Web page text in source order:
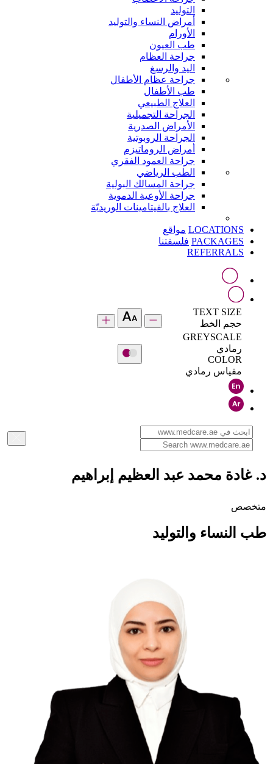
التوليد
أمراض النساء والتوليد
الأورام
طب العيون
جراحة العظام
اليد والرسغ
جراحة عظام الأطفال
طب الأطفال
العلاج الطبيعي
الجراحة التجميلية
الأمراض الصدرية
الجراحة الروبوتية
أمراض الروماتيزم
جراحة العمود الفقري
الطب الرياضي
جراحة المسالك البولية
جراحة الأوعية الدموية
العلاج بالفيتامينات الوريديّة
LOCATIONS مواقع
PACKAGES فلسفتنا
REFERRALS
TEXT SIZE
حجم الخط
GREYSCALE
رمادي
COLOR
مقياس رمادي
د. غادة محمد عبد العظيم إبراهيم
متخصص
طب النساء والتوليد